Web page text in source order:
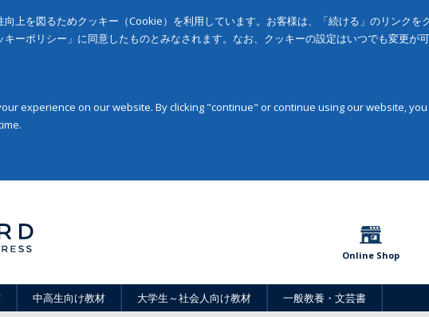
上を図るためクッキー（Cookie）を利用しています。お客様は、「続ける」のリンクを
ーポリシー」に同意したものとみなされます。なお、クッキーの設定はいつでも変更が可
experience on our website. By clicking "continue" or continue using our website,
Online Shop
中高生向け教材 大学生～社会人向け教材 一般教養・文芸書